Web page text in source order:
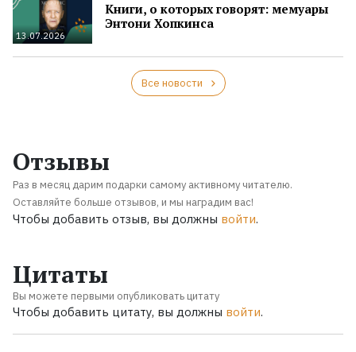
13.07.2026
Книги, о которых говорят: мемуары
Энтони Хопкинса
Все новости
Отзывы
Раз в месяц дарим подарки самому активному читателю.
Оставляйте больше отзывов, и мы наградим вас!
Чтобы добавить отзыв, вы должны войти.
Цитаты
Вы можете первыми опубликовать цитату
Чтобы добавить цитату, вы должны войти.